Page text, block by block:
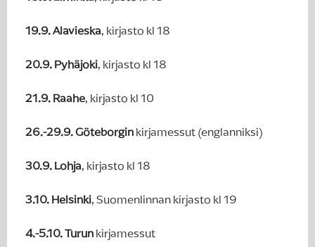
19.9.Alavieska, kirjasto kl 18
20.9.Pyhäjoki, kirjasto kl 18
21.9. Raahe, kirjasto kl 10
26.-29.9.Göteborginkirjamessut (englanniksi)
30.9.Lohja, kirjasto kl 18
3.10. Helsinki, Suomenlinnan kirjasto kl 19
4.-5.10. Turunkirjamessut